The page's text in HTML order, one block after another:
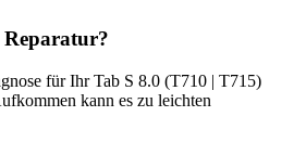
Reparatur?
für IhrTab S 8.0 (T710 | T715)
kann es zu leichten